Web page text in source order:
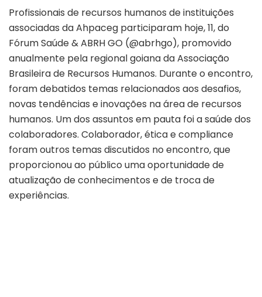
Profissionais de recursos humanos de instituições
associadas da Ahpaceg participaram hoje, 11, do
Fórum Saúde & ABRH GO (@abrhgo), promovido
anualmente pela regional goiana da Associação
Brasileira de Recursos Humanos. Durante o encontro,
foram debatidos temas relacionados aos desafios,
novas tendências e inovações na área de recursos
humanos. Um dos assuntos em pauta foi a saúde dos
colaboradores. Colaborador, ética e compliance
foram outros temas discutidos no encontro, que
proporcionou ao público uma oportunidade de
atualização de conhecimentos e de troca de
experiências.